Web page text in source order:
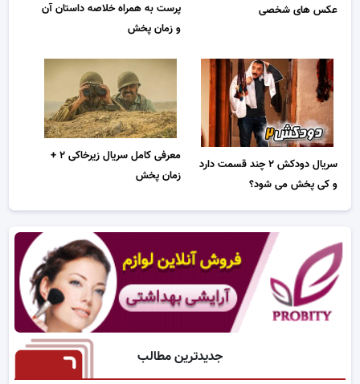
عکس های شخصی
پرست به همراه خلاصه داستان آن
و زمان پخش
سریال دودکش ۲ چند قسمت دارد
و کی پخش می شود؟
معرفی کامل سریال زیرخاکی ۲ +
زمان پخش
جدیدترین مطالب